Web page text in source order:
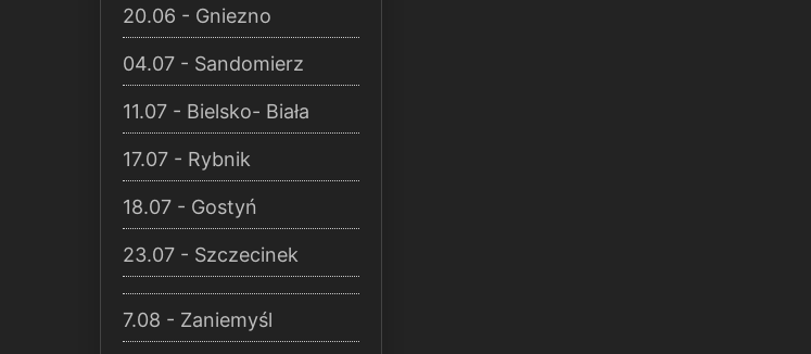
20.06 - Gniezno
04.07 - Sandomierz
11.07 - Bielsko- Biała
17.07 - Rybnik
18.07 - Gostyń
23.07 - Szczecinek
7.08 - Zaniemyśl